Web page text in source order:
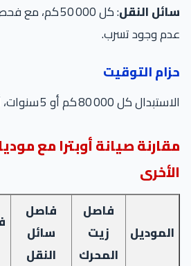
سائل النقل
: كل 50 000
عدم وجود تسرب.
حزام التوقيت
الاستبدال كل 80 000 كم أو 5 سنوات، أيهما يأتي أولًا.
مقارنة صيانة أوبترا مع
الأخرى
الموديل
فاصل
زيت
المحرك
فاصل
سائل
النقل